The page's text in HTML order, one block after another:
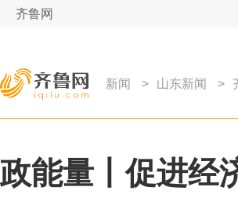
齐鲁网
新闻 > 山东新闻 >
政能量丨促进经